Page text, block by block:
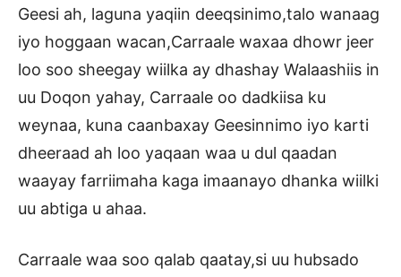
Geesi ah, laguna yaqiin deeqsinimo,talo wanaag
iyo hoggaan wacan,Carraale waxaa dhowr jeer
loo soo sheegay wiilka ay dhashay Walaashiis in
uu Doqon yahay, Carraale oo dadkiisa ku
weynaa, kuna caanbaxay Geesinnimo iyo karti
dheeraad ah loo yaqaan waa u dul qaadan
waayay farriimaha kaga imaanayo dhanka wiilki
uu abtiga u ahaa.
Carraale waa soo qalab qaatay,si uu hubsado